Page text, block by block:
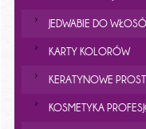
JEDWABIE DO
KARTY KOLORÓW
KERATYNOWE
KOSMETYKA